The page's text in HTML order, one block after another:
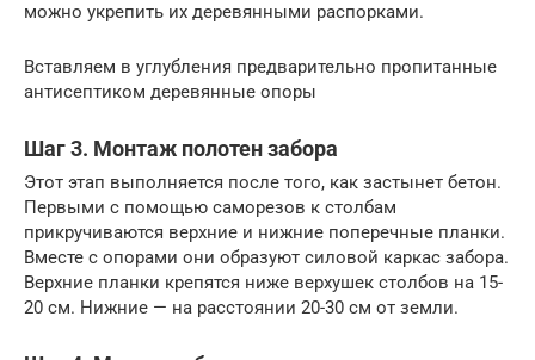
можно укрепить их деревянными распорками.
Вставляем в углубления предварительно пропитанные
антисептиком деревянные опоры
Шаг 3. Монтаж полотен забора
Этот этап выполняется после того, как застынет бетон.
Первыми с помощью саморезов к столбам
прикручиваются верхние и нижние поперечные планки.
Вместе с опорами они образуют силовой каркас забора.
Верхние планки крепятся ниже верхушек столбов на 15-
20 см. Нижние — на расстоянии 20-30 см от земли.